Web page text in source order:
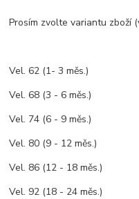
Prosím zvolte variantu zboží
Vel. 62 (1- 3 měs.)
Vel. 68 (3 - 6 měs.)
Vel. 74 (6 - 9 měs.)
Vel. 80 (9 - 12 měs.)
Vel. 86 (12 - 18 měs.)
Vel. 92 (18 - 24 měs.)